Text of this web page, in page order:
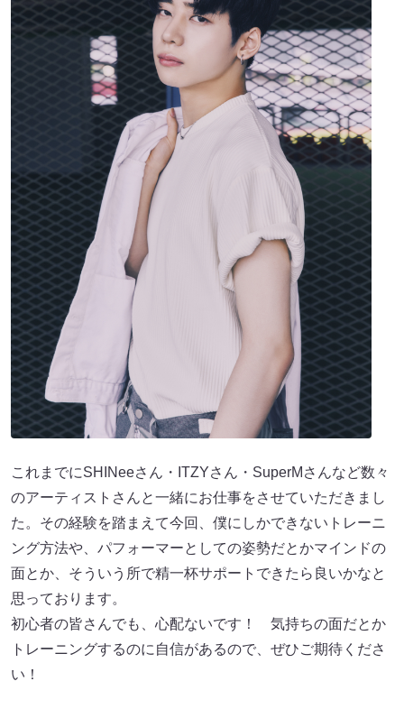
これまでにSHINeeさん・ITZYさん・SuperMさんなど数々
のアーティストさんと一緒にお仕事をさせていただきまし
た。その経験を踏まえて今回、僕にしかできないトレーニ
ング方法や、パフォーマーとしての姿勢だとかマインドの
面とか、そういう所で精一杯サポートできたら良いかなと
思っております。
初心者の皆さんでも、心配ないです！ 気持ちの面だとか
トレーニングするのに自信があるので、ぜひご期待くださ
い！